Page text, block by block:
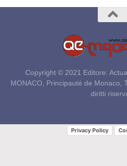
Copyright © 2021 Editore:
MONACO, Principauté de Monaco,
diritti
Privacy Policy